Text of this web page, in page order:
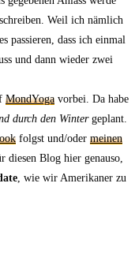
Weil ich nämlich
passieren, dass ich einmal
und dann wieder zwei
MondYoga vorbei. Da habe
durch den Wintergeplant.
folgst und/oder meinen
diesen Blog hier genauso,
, wie wir Amerikaner zu